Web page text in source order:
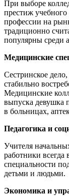
При выборе
престиж учебного
профессии на
традиционно
популярны среди
Медицинские
Сестринское
стабильно
Медицинские
выпуска девушка
в больницах,
Педагогика и
Учителя
работники всегда
специальности
детьми и людьми.
Экономика и